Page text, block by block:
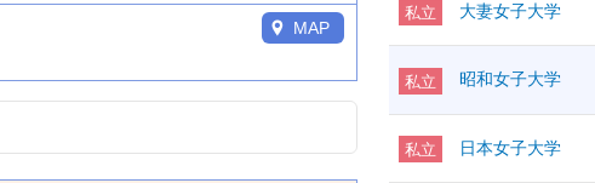
MAP
私立 大妻女子大学
私立 昭和女子大学
私立 日本女子大学